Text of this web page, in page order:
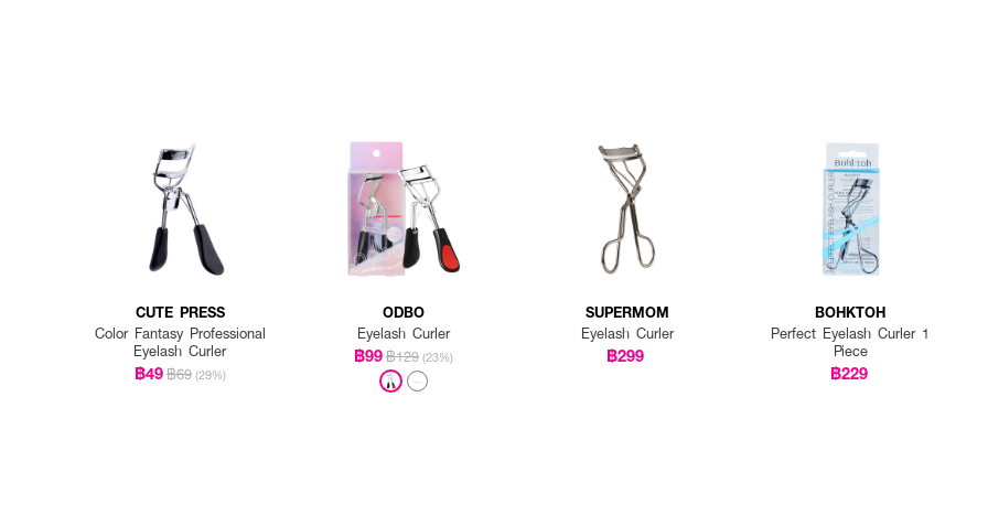
CUTE PRESS
Color Fantasy Professional
Eyelash Curler
฿49฿69 (29%)
ODBO
Eyelash Curler
฿99฿129 (23%)
SUPERMOM
Eyelash Curler
฿299
BOHKTOH
Perfect Eyelash Curler 1
Piece
฿229